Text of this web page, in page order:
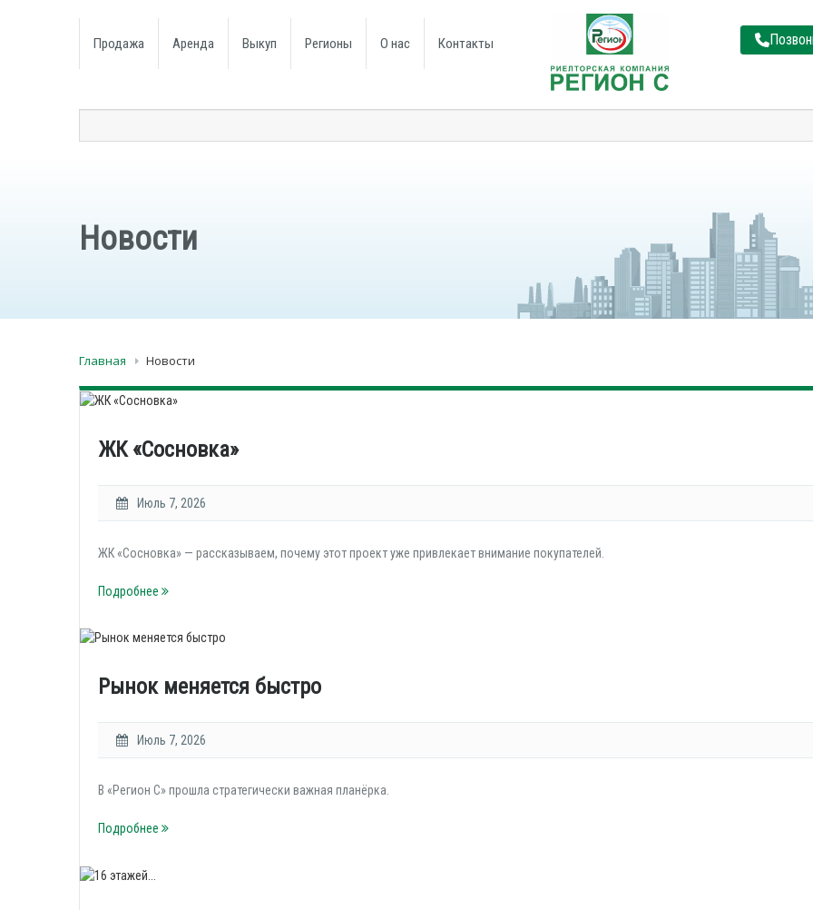
Продажа Аренда Выкуп Регионы О нас Контакты
Новости
Главная Новости
ЖК «Сосновка»
Июль 7, 2026
ЖК «Сосновка» — рассказываем, почему этот проект уже привлекает внимание покупателей.
Подробнее
Рынок меняется быстро
Июль 7, 2026
В «Регион С» прошла стратегически важная планёрка.
Подробнее